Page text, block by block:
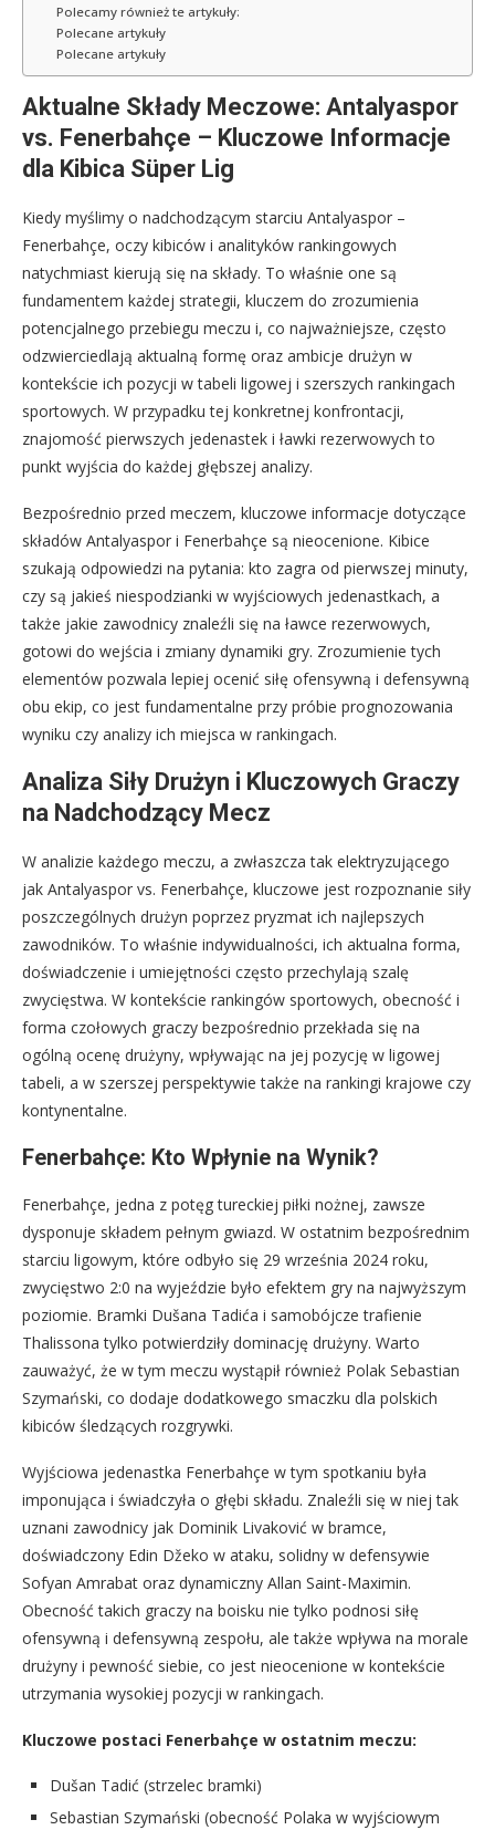
Polecamy również te artykuły:
Polecane artykuły
Polecane artykuły
Aktualne Składy Meczowe: Antalyaspor
vs. Fenerbahçe – Kluczowe Informacje
dla Kibica Süper Lig
Kiedy myślimy o nadchodzącym starciu Antalyaspor –
Fenerbahçe, oczy kibiców i analityków rankingowych
natychmiast kierują się na składy. To właśnie one są
fundamentem każdej strategii, kluczem do zrozumienia
potencjalnego przebiegu meczu i, co najważniejsze, często
odzwierciedlają aktualną formę oraz ambicje drużyn w
kontekście ich pozycji w tabeli ligowej i szerszych rankingach
sportowych. W przypadku tej konkretnej konfrontacji,
znajomość pierwszych jedenastek i ławki rezerwowych to
punkt wyjścia do każdej głębszej analizy.
Bezpośrednio przed meczem, kluczowe informacje dotyczące
składów Antalyaspor i Fenerbahçe są nieocenione. Kibice
szukają odpowiedzi na pytania: kto zagra od pierwszej minuty,
czy są jakieś niespodzianki w wyjściowych jedenastkach, a
także jakie zawodnicy znaleźli się na ławce rezerwowych,
gotowi do wejścia i zmiany dynamiki gry. Zrozumienie tych
elementów pozwala lepiej ocenić siłę ofensywną i defensywną
obu ekip, co jest fundamentalne przy próbie prognozowania
wyniku czy analizy ich miejsca w rankingach.
Analiza Siły Drużyn i Kluczowych Graczy
na Nadchodzący Mecz
W analizie każdego meczu, a zwłaszcza tak elektryzującego
jak Antalyaspor vs. Fenerbahçe, kluczowe jest rozpoznanie siły
poszczególnych drużyn poprzez pryzmat ich najlepszych
zawodników. To właśnie indywidualności, ich aktualna forma,
doświadczenie i umiejętności często przechylają szalę
zwycięstwa. W kontekście rankingów sportowych, obecność i
forma czołowych graczy bezpośrednio przekłada się na
ogólną ocenę drużyny, wpływając na jej pozycję w ligowej
tabeli, a w szerszej perspektywie także na rankingi krajowe czy
kontynentalne.
Fenerbahçe: Kto Wpłynie na Wynik?
Fenerbahçe, jedna z potęg tureckiej piłki nożnej, zawsze
dysponuje składem pełnym gwiazd. W ostatnim bezpośrednim
starciu ligowym, które odbyło się 29 września 2024 roku,
zwycięstwo 2:0 na wyjeździe było efektem gry na najwyższym
poziomie. Bramki Dušana Tadića i samobójcze trafienie
Thalissona tylko potwierdziły dominację drużyny. Warto
zauważyć, że w tym meczu wystąpił również Polak Sebastian
Szymański, co dodaje dodatkowego smaczku dla polskich
kibiców śledzących rozgrywki.
Wyjściowa jedenastka Fenerbahçe w tym spotkaniu była
imponująca i świadczyła o głębi składu. Znaleźli się w niej tak
uznani zawodnicy jak Dominik Livaković w bramce,
doświadczony Edin Džeko w ataku, solidny w defensywie
Sofyan Amrabat oraz dynamiczny Allan Saint-Maximin.
Obecność takich graczy na boisku nie tylko podnosi siłę
ofensywną i defensywną zespołu, ale także wpływa na morale
drużyny i pewność siebie, co jest nieocenione w kontekście
utrzymania wysokiej pozycji w rankingach.
Kluczowe postaci Fenerbahçe w ostatnim meczu:
Dušan Tadić (strzelec bramki)
Sebastian Szymański (obecność Polaka w wyjściowym